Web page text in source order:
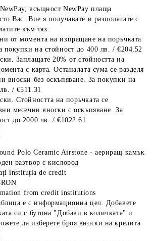
всъщност NewPay плаща
Вас. Вие я получавате и разполагате с
към тях:
от момента на изпращане на поръчката
покупки на стойност до 400 лв. / €204,52
Заплащате 20% от стойността на
с карта. Останалата сума се разделя
вноски без оскъпяване. За покупки на
/ €511.31
Стойността на поръчката се
месечни вноски с оскъпяване. За
до 2000 лв. / €1022.61
Polo Ceramic Airstone - аериращ камък
разтвор с кислород
instituția de credit
from credit institutions
е с информационна цел. Добавете
си с бутона "Добави в количката" и
да изберете броя вноски на кредита.